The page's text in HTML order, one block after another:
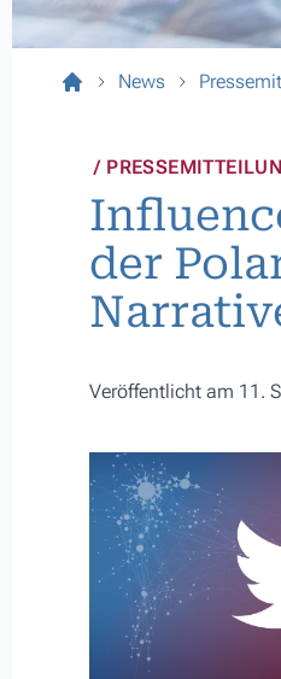
News
der
Veröffentlicht am 11.